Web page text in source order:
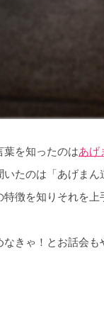
葉を知ったのはあげ
たのは「あげま
徴を知りそれを
きゃ！とお話会